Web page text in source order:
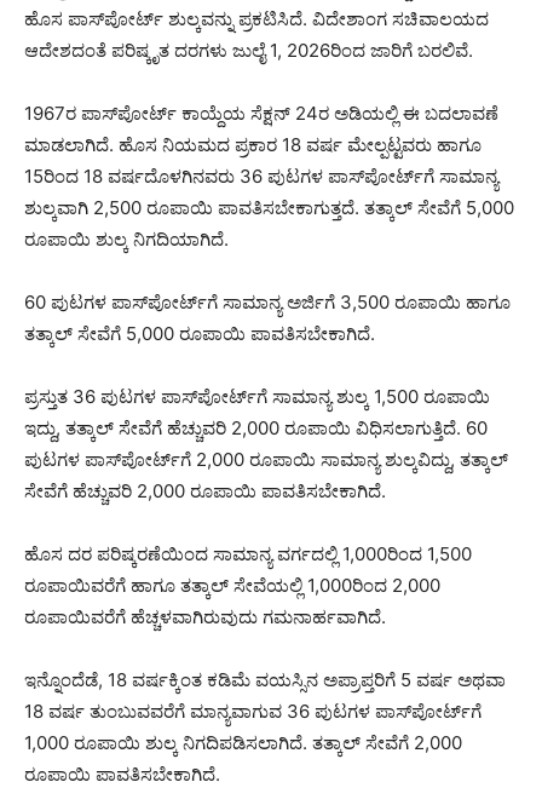
ಹೊಸ ಪಾಸ್‌ಪೋರ್ಟ್ ಶುಲ್ಕವನ್ನು ಪ್ರಕಟಿಸಿದೆ. ವಿದೇಶಾಂಗ ಸಚಿವಾಲಯದ
ಆದೇಶದಂತೆ ಪರಿಷ್ಕೃತ ದರಗಳು ಜುಲೈ 1, 2026ರಿಂದ ಜಾರಿಗೆ ಬರಲಿವೆ.
1967ರ ಪಾಸ್‌ಪೋರ್ಟ್ ಕಾಯ್ದೆಯ ಸೆಕ್ಷನ್ 24ರ ಅಡಿಯಲ್ಲಿ ಈ ಬದಲಾವಣೆ
ಮಾಡಲಾಗಿದೆ. ಹೊಸ ನಿಯಮದ ಪ್ರಕಾರ 18 ವರ್ಷ ಮೇಲ್ಪಟ್ಟವರು ಹಾಗೂ
15ರಿಂದ 18 ವರ್ಷದೊಳಗಿನವರು 36 ಪುಟಗಳ ಪಾಸ್‌ಪೋರ್ಟ್‌ಗೆ ಸಾಮಾನ್ಯ
ಶುಲ್ಕವಾಗಿ 2,500 ರೂಪಾಯಿ ಪಾವತಿಸಬೇಕಾಗುತ್ತದೆ. ತತ್ಕಾಲ್ ಸೇವೆಗೆ 5,000
ರೂಪಾಯಿ ಶುಲ್ಕ ನಿಗದಿಯಾಗಿದೆ.
60 ಪುಟಗಳ ಪಾಸ್‌ಪೋರ್ಟ್‌ಗೆ ಸಾಮಾನ್ಯ ಅರ್ಜಿಗೆ 3,500 ರೂಪಾಯಿ ಹಾಗೂ
ತತ್ಕಾಲ್ ಸೇವೆಗೆ 5,000 ರೂಪಾಯಿ ಪಾವತಿಸಬೇಕಾಗಿದೆ.
ಪ್ರಸ್ತುತ 36 ಪುಟಗಳ ಪಾಸ್‌ಪೋರ್ಟ್‌ಗೆ ಸಾಮಾನ್ಯ ಶುಲ್ಕ 1,500 ರೂಪಾಯಿ
ಇದ್ದು, ತತ್ಕಾಲ್ ಸೇವೆಗೆ ಹೆಚ್ಚುವರಿ 2,000 ರೂಪಾಯಿ ವಿಧಿಸಲಾಗುತ್ತಿದೆ. 60
ಪುಟಗಳ ಪಾಸ್‌ಪೋರ್ಟ್‌ಗೆ 2,000 ರೂಪಾಯಿ ಸಾಮಾನ್ಯ ಶುಲ್ಕವಿದ್ದು, ತತ್ಕಾಲ್
ಸೇವೆಗೆ ಹೆಚ್ಚುವರಿ 2,000 ರೂಪಾಯಿ ಪಾವತಿಸಬೇಕಾಗಿದೆ.
ಹೊಸ ದರ ಪರಿಷ್ಕರಣೆಯಿಂದ ಸಾಮಾನ್ಯ ವರ್ಗದಲ್ಲಿ 1,000ರಿಂದ 1,500
ರೂಪಾಯಿವರೆಗೆ ಹಾಗೂ ತತ್ಕಾಲ್ ಸೇವೆಯಲ್ಲಿ 1,000ರಿಂದ 2,000
ರೂಪಾಯಿವರೆಗೆ ಹೆಚ್ಚಳವಾಗಿರುವುದು ಗಮನಾರ್ಹವಾಗಿದೆ.
ಇನ್ನೊಂದೆಡೆ, 18 ವರ್ಷಕ್ಕಿಂತ ಕಡಿಮೆ ವಯಸ್ಸಿನ ಅಪ್ರಾಪ್ತರಿಗೆ 5 ವರ್ಷ ಅಥವಾ
18 ವರ್ಷ ತುಂಬುವವರೆಗೆ ಮಾನ್ಯವಾಗುವ 36 ಪುಟಗಳ ಪಾಸ್‌ಪೋರ್ಟ್‌ಗೆ
1,000 ರೂಪಾಯಿ ಶುಲ್ಕ ನಿಗದಿಪಡಿಸಲಾಗಿದೆ. ತತ್ಕಾಲ್ ಸೇವೆಗೆ 2,000
ರೂಪಾಯಿ ಪಾವತಿಸಬೇಕಾಗಿದೆ.